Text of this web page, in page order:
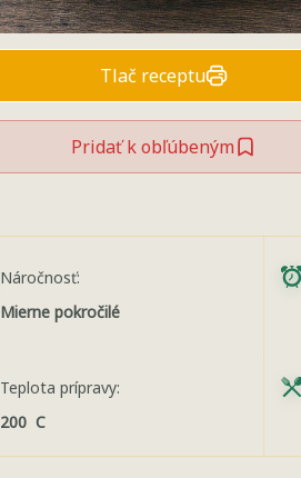
Tlač receptu
Pridať k obľúbeným
Náročnosť:
Mierne pokročilé
Teplota prípravy:
200 C